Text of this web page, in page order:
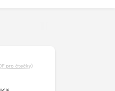
pro čtečky)